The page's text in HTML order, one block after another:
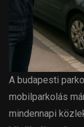
A budapesti
mobilparkolás
mindennapi